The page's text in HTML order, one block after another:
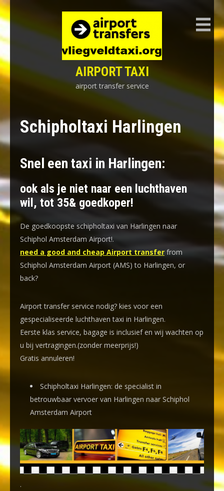
Skip
to
content
AIRPORT TAXI
airport transfer service
Schipholtaxi Harlingen
Snel een taxi in Harlingen:
ook als je niet naar een luchthaven
wil, tot 35& goedkoper!
De goedkoopste schipholtaxi van Harlingen naar
Schiphol Amsterdam Airport!.
need a good and cheap Airport transfer from
Schiphol Amsterdam Airport (AMS) to Harlingen, or
back?
Airport transfer service nodig? kies voor een
gespecialiseerde luchthaven taxi in Harlingen.
Eerste klas service, bagage is inclusief en wij wachten op
u bij vertragingen.(zonder meerprijs!)
Gratis annuleren!
Schipholtaxi Harlingen: de specialist in
betrouwbaar vervoer van Harlingen naar Schiphol
Amsterdam Airport
.